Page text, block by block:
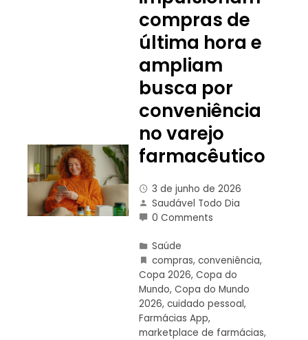
compras de
última hora e
ampliam
busca por
conveniência
no varejo
farmacêutico
3 de junho de 2026
Saudável Todo Dia
0 Comments
Saúde
compras, conveniência,
Copa 2026, Copa do
Mundo, Copa do Mundo
2026, cuidado pessoal,
Farmácias App,
marketplace de farmácias,